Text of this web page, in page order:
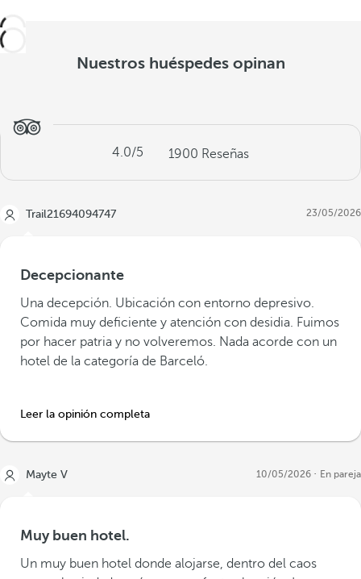
Nuestros huéspedes opinan
4.0/5 1900 Reseñas
Trail21694094747 23/05/2026
Decepcionante
Una decepción. Ubicación con entorno depresivo.
Comida muy deficiente y atención con desidia. Fuimos
por hacer patria y no volveremos. Nada acorde con un
hotel de la categoría de Barceló.
Leer la opinión completa
Mayte V 10/05/2026 En pareja
Muy buen hotel.
Un muy buen hotel donde alojarse, dentro del caos